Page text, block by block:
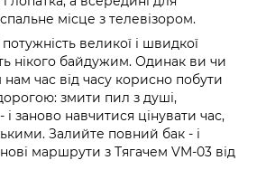
місце з телевізором.
великої і швидкої
нікого байдужим. Одинак ви чи
нам час від часу корисно побути
змити пил з душі,
заново навчитися цінувати час,
Залийте повний бак - і
маршрути з Тягачем VM-03 від